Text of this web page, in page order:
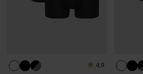
4,9